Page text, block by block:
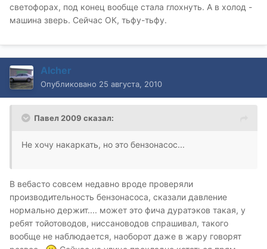
светофорах, под конец вообще стала глохнуть. А в холод -
машина зверь. Сейчас ОК, тьфу-тьфу.
Alcher
Опубликовано 25 августа, 2010
Павел 2009 сказал:
Не хочу накаркать, но это бензонасос...
В вебасто совсем недавно вроде проверяли
производительность бензонасоса, сказали давление
нормально держит.... может это фича дуратэков такая, у
ребят тойотоводов, ниссановодов спрашивал, такого
вообще не наблюдается, наоборот даже в жару говорят